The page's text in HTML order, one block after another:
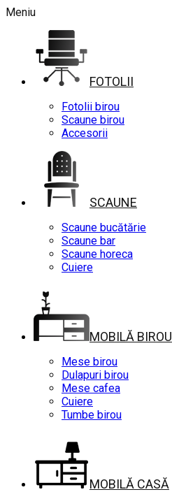
Meniu
FOTOLII
Fotolii birou
Scaune birou
Accesorii
SCAUNE
Scaune bucătărie
Scaune bar
Scaune horeca
Cuiere
MOBILĂ BIROU
Mese birou
Dulapuri birou
Mese cafea
Cuiere
Tumbe birou
MOBILĂ CASĂ